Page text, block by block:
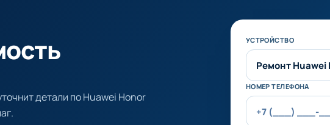
детали по Huawei Honor
Не заполняйте это
УСТРОЙСТВО
НОМЕР ТЕЛЕФОНА